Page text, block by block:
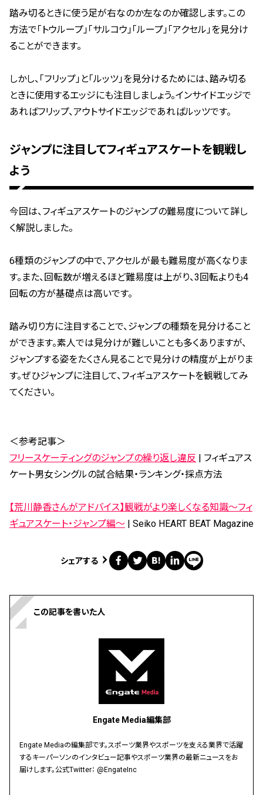
踏み切るときに使う足が右なのか左なのか確認します。この
方法で「トウループ」「サルコウ」「ループ」「アクセル」を見分け
ることができます。
しかし、「フリップ」と「ルッツ」を見分けるためには、踏み切る
ときに使用するエッジにも注目しましょう。インサイドエッジで
あればフリップ、アウトサイドエッジであればルッツです。
ジャンプに注目してフィギュアスケートを観戦し
よう
今回は、フィギュアスケートのジャンプの難易度について詳し
く解説しました。
6種類のジャンプの中で、アクセルが最も難易度が高くなりま
す。また、回転数が増えるほど難易度は上がり、3回転よりも4
回転の方が基礎点は高いです。
踏み切り方に注目することで、ジャンプの種類を見分けること
ができます。素人では見分けが難しいことも多くありますが、
ジャンプする姿をたくさん見ることで見分けの精度が上がりま
す。ぜひジャンプに注目して、フィギュアスケートを観戦してみ
てください。
＜参考記事＞
フリースケーティングのジャンプの繰り返し違反 | フィギュアス
ケート男女シングルの試合結果・ランキング・採点方法
【荒川静香さんがアドバイス】観戦がより楽しくなる知識～フィ
ギュアスケート・ジャンプ編～ | Seiko HEART BEAT Magazine
シェアする
この記事を書いた人
Engate Media編集部
Engate Mediaの編集部です。スポーツ業界やスポーツを支える業界で活躍
するキーパーソンのインタビュー記事やスポーツ業界の最新ニュースをお
届けします。公式Twitter： @EngateInc